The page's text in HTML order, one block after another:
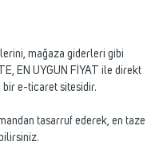
mağaza giderleri gibi
EN UYGUN FİYAT ile direkt
bir e-ticaret sitesidir.
tasarruf ederek, en taze